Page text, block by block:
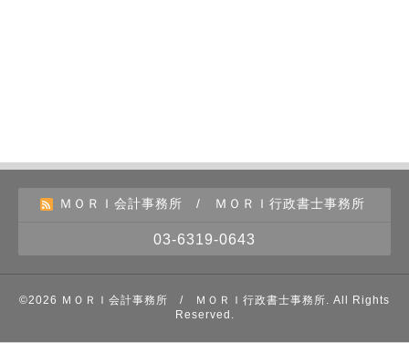
ＭＯＲＩ会計事務所 / ＭＯＲＩ行政書士事務所
03-6319-0643
©2026 ＭＯＲＩ会計事務所 / ＭＯＲＩ行政書士事務所. All Rights
Reserved.